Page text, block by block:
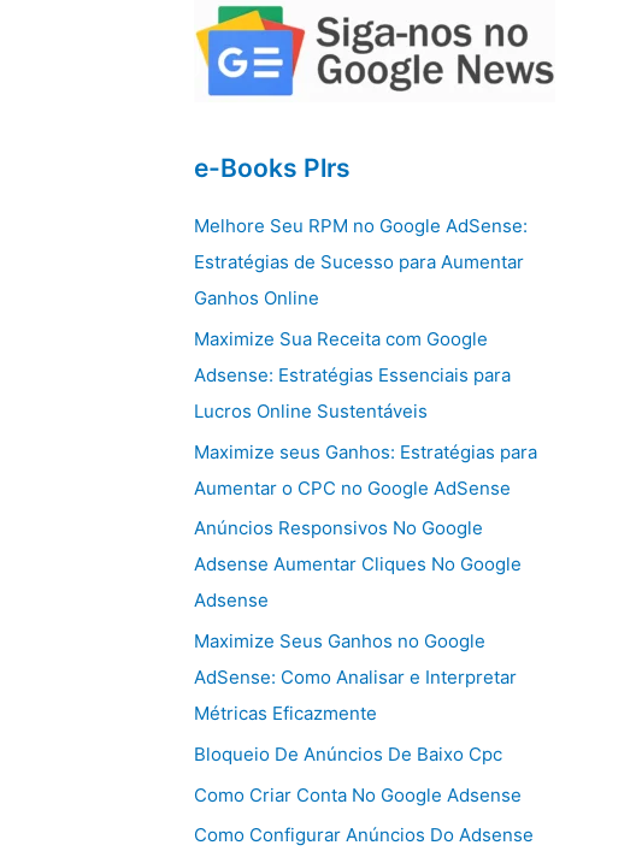
e-Books Plrs
Melhore Seu RPM no Google AdSense:
Estratégias de Sucesso para Aumentar
Ganhos Online
Maximize Sua Receita com Google
Adsense: Estratégias Essenciais para
Lucros Online Sustentáveis
Maximize seus Ganhos: Estratégias para
Aumentar o CPC no Google AdSense
Anúncios Responsivos No Google
Adsense Aumentar Cliques No Google
Adsense
Maximize Seus Ganhos no Google
AdSense: Como Analisar e Interpretar
Métricas Eficazmente
Bloqueio De Anúncios De Baixo Cpc
Como Criar Conta No Google Adsense
Como Configurar Anúncios Do Adsense